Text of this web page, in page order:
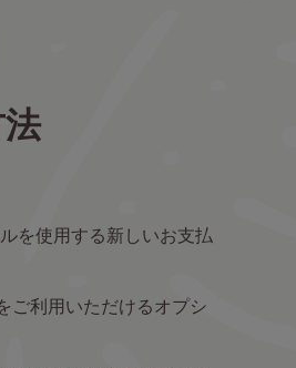
を使用する新しいお支払
ご利用いただけるオプシ